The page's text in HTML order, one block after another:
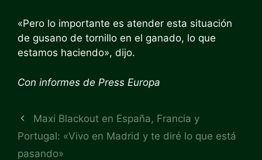
«Pero lo importante es atender esta situación
de gusano de tornillo en el ganado, lo que
estamos haciendo», dijo.
Con informes de Press Europa
Maxi Blackout en España, Francia y
Portugal: «Vivo en Madrid y te diré lo que está
pasando»